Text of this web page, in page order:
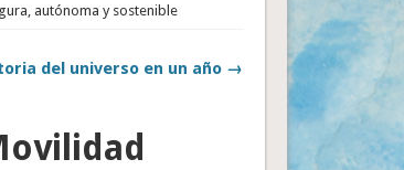
autónoma y sostenible
del universo en un año →